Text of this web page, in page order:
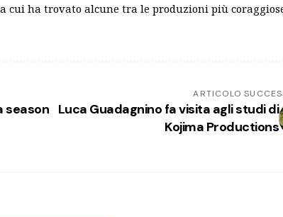
ha trovato alcune tra le produzioni più
season
ARTICOLO
Luca Guadagnino fa visita agli studi di
Kojima Productions